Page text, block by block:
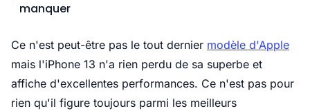
manquer
Ce n'est peut-être pas le tout dernier modèle d'Apple
mais l'iPhone 13 n'a rien perdu de sa superbe et
affiche d'excellentes performances. Ce n'est pas pour
rien qu'il figure toujours parmi les meilleurs